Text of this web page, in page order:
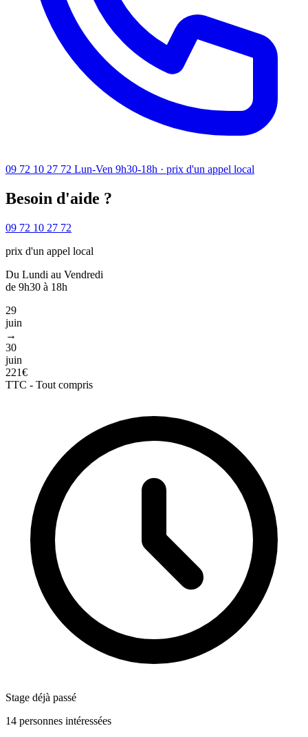
09 72 10 27 72 Lun-Ven 9h30-18h · prix d'un appel local
Besoin d'aide ?
09 72 10 27 72
prix d'un appel local
Du Lundi au Vendredi
de 9h30 à 18h
29
juin
→
30
juin
221€
TTC - Tout compris
Stage déjà passé
14 personnes intéressées